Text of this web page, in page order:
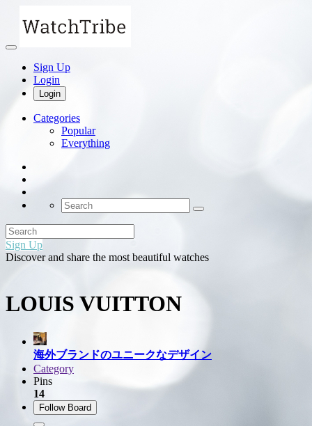
Sign Up
Login
Login
Categories
Popular
Everything
Sign Up
Discover and share the most beautiful watches
LOUIS VUITTON
海外ブランドのユニークなデザイン
Category
Pins
14
Follow Board